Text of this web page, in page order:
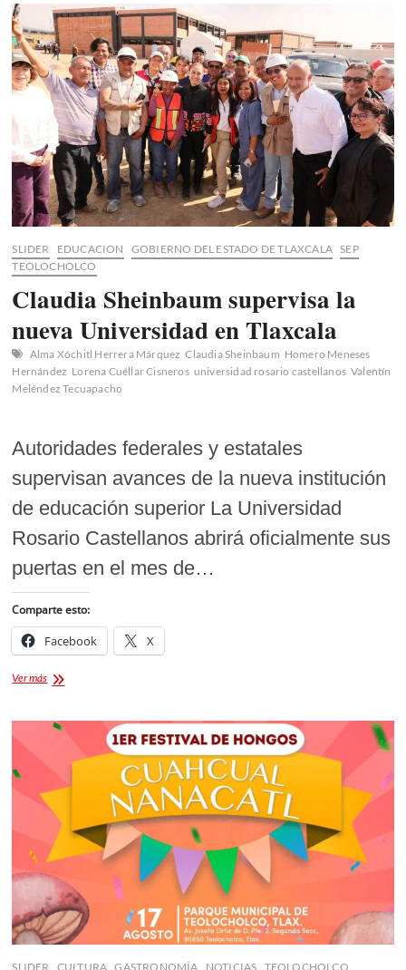
¡La
lista
actualizada
para
ir
a
gorrear
cada
fin
de
semana!
SLIDER EDUCACION GOBIERNO DEL ESTADO DE TLAXCALA SEP
TEOLOCHOLCO
Claudia Sheinbaum supervisa la
nueva Universidad en Tlaxcala
Alma Xóchitl Herrera Márquez Claudia Sheinbaum Homero Meneses
Hernández Lorena Cuéllar Cisneros universidad rosario castellanos Valentín
Meléndez Tecuapacho
Autoridades federales y estatales
supervisan avances de la nueva institución
de educación superior La Universidad
Rosario Castellanos abrirá oficialmente sus
puertas en el mes de…
Comparte esto:
Facebook X
Ver másClaudia
la
Universidad
en
Tlaxcala
SLIDER CULTURA GASTRONOMÍA NOTICIAS TEOLOCHOLCO